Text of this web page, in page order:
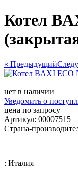
Котел
« Предыдущий
нет в наличии
Уведомить о
цена по запросу
Артикул: 00007515
Страна-
: Италия